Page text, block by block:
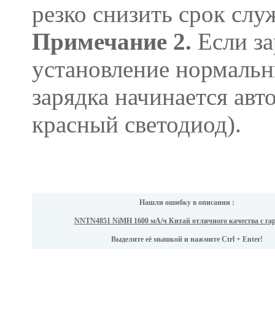
резко снизить срок
Примечание 2. Если
установление
зарядка начинается
красный светодиод).
Нашли ошибку в описании :
NNTN4851 NiMH 1600 мА/ч Китай отличного качества с
Выделите её мышкой и нажмите Ctrl + Enter!